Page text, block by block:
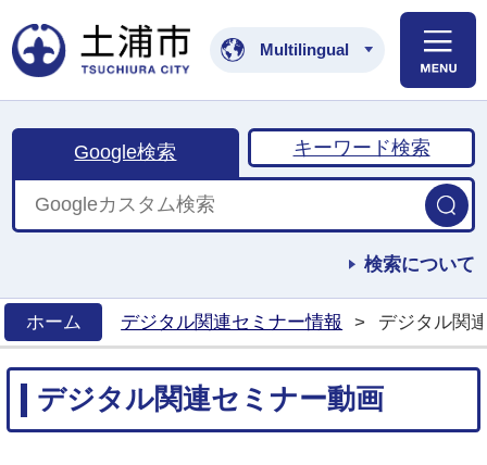
土浦市公式ホームペ
Multilingual
Google検索 キーワード検索
検索について
ホーム
デジタル関連セミナー情報 > デジタル関
デジタル関連セミナー動画